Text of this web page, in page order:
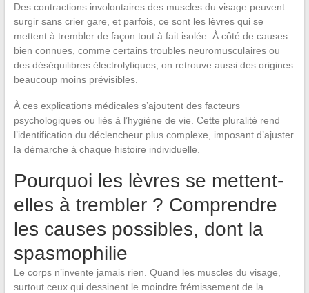
Des contractions involontaires des muscles du visage peuvent
surgir sans crier gare, et parfois, ce sont les lèvres qui se
mettent à trembler de façon tout à fait isolée. À côté de causes
bien connues, comme certains troubles neuromusculaires ou
des déséquilibres électrolytiques, on retrouve aussi des origines
beaucoup moins prévisibles.
À ces explications médicales s’ajoutent des facteurs
psychologiques ou liés à l’hygiène de vie. Cette pluralité rend
l’identification du déclencheur plus complexe, imposant d’ajuster
la démarche à chaque histoire individuelle.
Pourquoi les lèvres se mettent-
elles à trembler ? Comprendre
les causes possibles, dont la
spasmophilie
Le corps n’invente jamais rien. Quand les muscles du visage,
surtout ceux qui dessinent le moindre frémissement de la